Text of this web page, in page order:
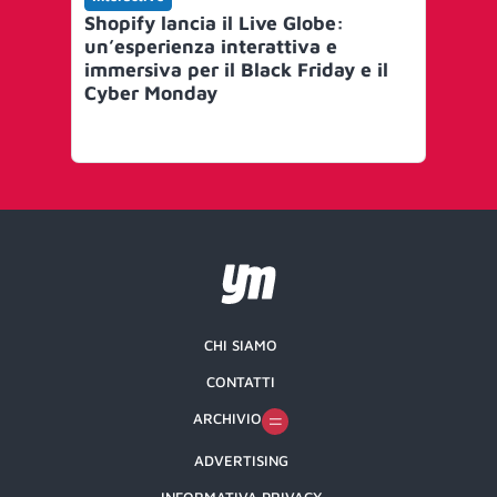
Shopify lancia il Live Globe:
un’esperienza interattiva e
immersiva per il Black Friday e il
Cyber Monday
CHI SIAMO
CONTATTI
ARCHIVIO
ADVERTISING